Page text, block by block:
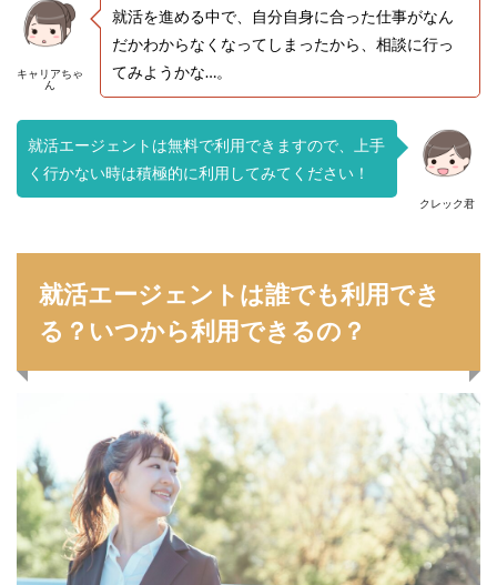
キャリアちゃ
ん
就活を進める中で、自分自身に合った仕事がなん
だかわからなくなってしまったから、相談に行っ
てみようかな…。
クレック君
就活エージェントは無料で利用できますので、上手
く行かない時は積極的に利用してみてください！
就活エージェントは誰でも利用でき
る？いつから利用できるの？